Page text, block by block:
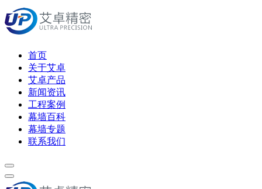
首页
关于艾卓
艾卓产品
新闻资讯
工程案例
幕墙百科
幕墙专题
联系我们